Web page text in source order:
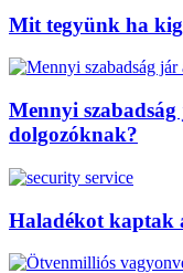
Mit tegyünk ha
Mennyi
dolgozóknak?
Haladékot kaptak